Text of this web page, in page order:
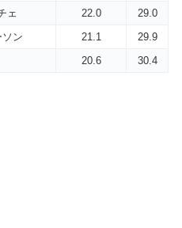
ェ 22.0
29.0
ン 21.1
29.9
20.6 30.4